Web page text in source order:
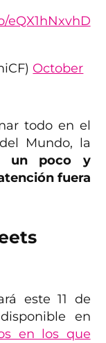
eQX1hNxvhD
October
todo en el
Mundo, la
un poco y
fuera
este 11 de
en
en los que